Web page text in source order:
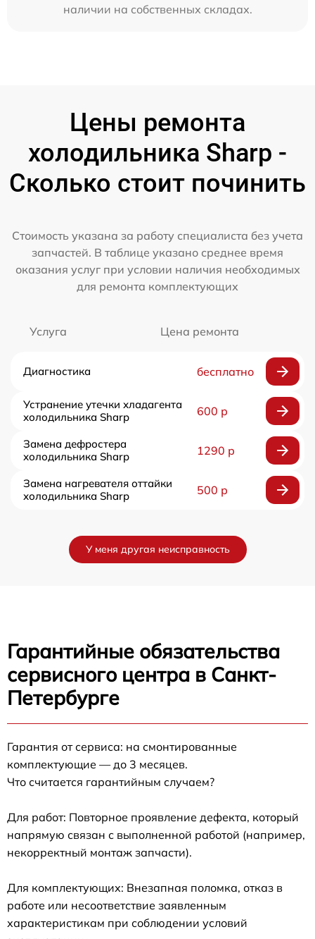
наличии на собственных складах.
Цены ремонта
холодильника Sharp -
Сколько стоит починить
Стоимость указана за работу специалиста без учета
запчастей. В таблице указано среднее время
оказания услуг при условии наличия необходимых
для ремонта комплектующих
Услуга Цена ремонта
Диагностика бесплатно
Устранение утечки хладагента
холодильника Sharp
600 р
Замена дефростера
холодильника Sharp
1290 р
Замена нагревателя оттайки
холодильника Sharp
500 р
У меня другая неисправность
Гарантийные обязательства
сервисного центра в Санкт-
Петербурге
Гарантия от сервиса: на смонтированные
комплектующие — до 3 месяцев.
Что считается гарантийным случаем?
Для работ: Повторное проявление дефекта, который
напрямую связан с выполненной работой (например,
некорректный монтаж запчасти).
Для комплектующих: Внезапная поломка, отказ в
работе или несоответствие заявленным
характеристикам при соблюдении условий